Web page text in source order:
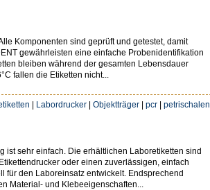
Komponenten sind geprüft und getestet, damit
gewährleisten eine einfache Probenidentifikation
bleiben während der gesamten Lebensdauer
fallen die Etiketten nicht...
| Labordrucker | Objektträger | pcr | petrischalen
ist sehr einfach. Die erhältlichen Laboretiketten sind
oder einen zuverlässigen, einfach
für den Laboreinsatz entwickelt. Endsprechend
Material- und Klebeeigenschaften...